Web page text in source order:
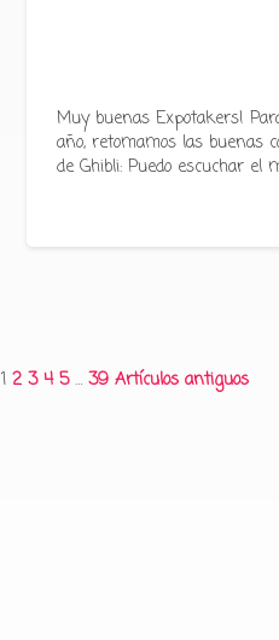
Muy buenas Expotakers!
año, retomamos las buenas
de Ghibli: Puedo escuchar el
Paginación
1 2 3 4 5 … 39 Artículos antiguos